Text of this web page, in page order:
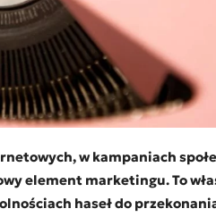
w kampaniach
element marketingu. To
haseł do